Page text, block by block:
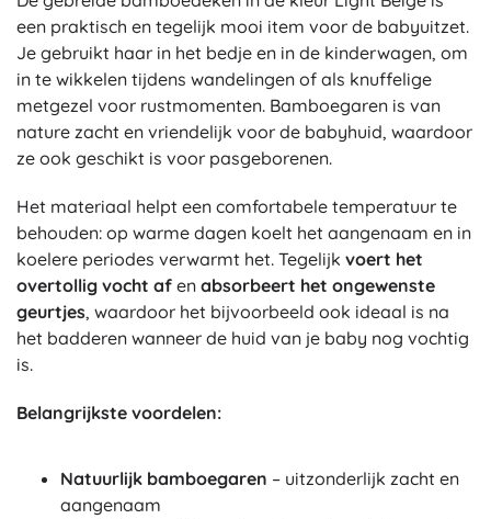
een praktisch en tegelijk mooi item voor de babyuitzet.
Je gebruikt haar in het bedje en in de kinderwagen, om
in te wikkelen tijdens wandelingen of als knuffelige
metgezel voor rustmomenten. Bamboegaren is van
nature zacht en vriendelijk voor de babyhuid, waardoor
ze ook geschikt is voor pasgeborenen.
Het materiaal helpt een comfortabele temperatuur te
behouden: op warme dagen koelt het aangenaam en in
koelere periodes verwarmt het. Tegelijk voert het
overtollig vocht af en absorbeert het ongewenste
geurtjes, waardoor het bijvoorbeeld ook ideaal is na
het badderen wanneer de huid van je baby nog vochtig
is.
Belangrijkste voordelen:
Natuurlijk bamboegaren – uitzonderlijk zacht en
aangenaam